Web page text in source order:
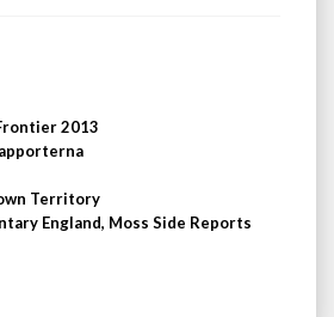
2013
Territory
England, Moss Side Reports